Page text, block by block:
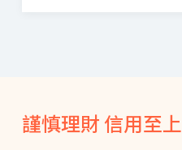
謹慎理財 信用至上